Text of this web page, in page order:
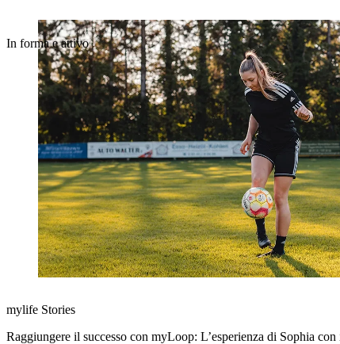
In forma e attivo
mylife Stories
Raggiungere il successo con myLoop: L’esperienza di Sophia